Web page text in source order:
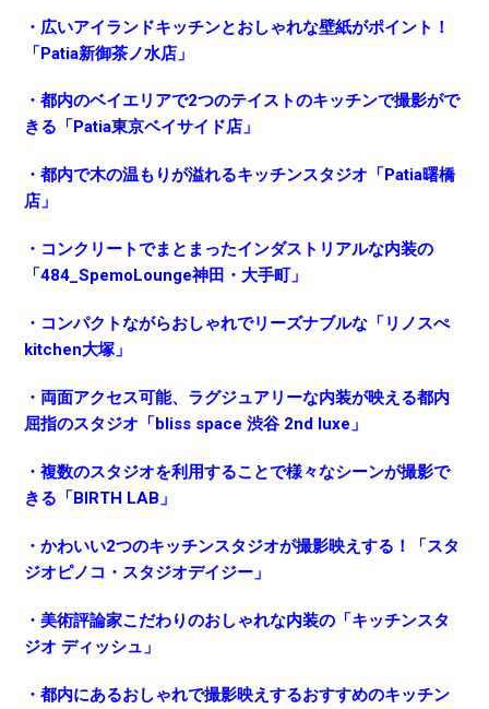
・広いアイランドキッチンとおしゃれな壁紙がポイント！
「Patia新御茶ノ水店」
・都内のベイエリアで2つのテイストのキッチンで撮影がで
きる「Patia東京ベイサイド店」
・都内で木の温もりが溢れるキッチンスタジオ「Patia曙橋
店」
・コンクリートでまとまったインダストリアルな内装の
「484_SpemoLounge神田・大手町」
・コンパクトながらおしゃれでリーズナブルな「リノスぺ
kitchen大塚」
・両面アクセス可能、ラグジュアリーな内装が映える都内
屈指のスタジオ「bliss space 渋谷 2nd luxe」
・複数のスタジオを利用することで様々なシーンが撮影で
きる「BIRTH LAB」
・かわいい2つのキッチンスタジオが撮影映えする！「スタ
ジオピノコ・スタジオデイジー」
・美術評論家こだわりのおしゃれな内装の「キッチンスタ
ジオ ディッシュ」
・都内にあるおしゃれで撮影映えするおすすめのキッチン